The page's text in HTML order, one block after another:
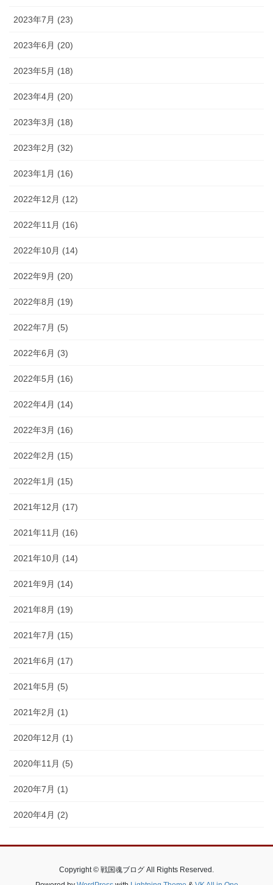
2023年7月 (23)
2023年6月 (20)
2023年5月 (18)
2023年4月 (20)
2023年3月 (18)
2023年2月 (32)
2023年1月 (16)
2022年12月 (12)
2022年11月 (16)
2022年10月 (14)
2022年9月 (20)
2022年8月 (19)
2022年7月 (5)
2022年6月 (3)
2022年5月 (16)
2022年4月 (14)
2022年3月 (16)
2022年2月 (15)
2022年1月 (15)
2021年12月 (17)
2021年11月 (16)
2021年10月 (14)
2021年9月 (14)
2021年8月 (19)
2021年7月 (15)
2021年6月 (17)
2021年5月 (5)
2021年2月 (1)
2020年12月 (1)
2020年11月 (5)
2020年7月 (1)
2020年4月 (2)
Copyright © 戦国魂ブログ All Rights Reserved.